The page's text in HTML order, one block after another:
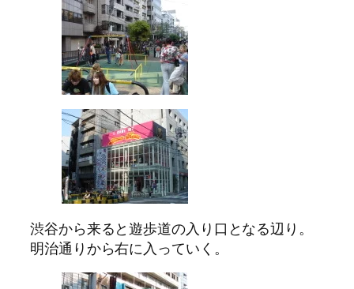
渋谷から来ると遊歩道の入り口となる辺り。
明治通りから右に入っていく。